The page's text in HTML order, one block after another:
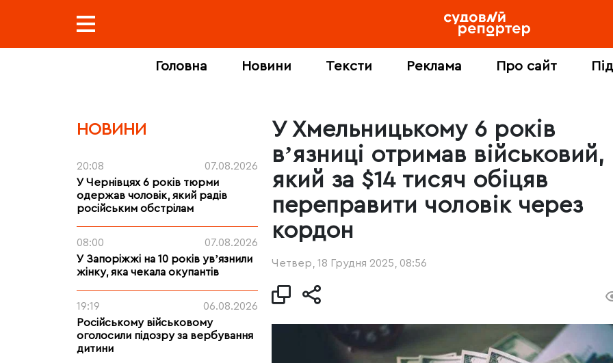
Головна Новини Тексти Реклама Про сайт
НОВИНИ
20:08
07.08.2026
У Чернівцях 6 років тюрми
одержав чоловік, який радів
російським обстрілам
08:00
07.08.2026
У Запоріжжі на 10 років увʼязнили
жінку, яка чекала окупантів
19:19
06.08.2026
Російському військовому
оголосили підозру за вербування
дитини
У Хмельницькому 6 років
вʼязниці отримав військовий,
який за $14 тисяч обіцяв
переправити чоловік через
кордон
Четвер, 18 Грудня 2025, 08:56